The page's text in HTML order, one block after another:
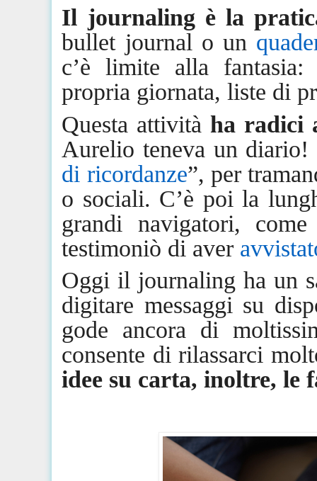
Il journaling è la
bullet journal o un
c’è limite alla
propria giornata, liste di
Questa attivitàha radici
Aurelio teneva un
di ricordanze”, per
o sociali. C’è poi la
grandi navigatori,
testimoniò di aver
Oggi il journaling ha un
digitare messaggi su
gode ancora di
consente di rilassarci
idee su carta, inoltre, le